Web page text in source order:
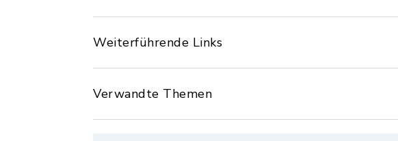
Weiterführende Links
Verwandte Themen